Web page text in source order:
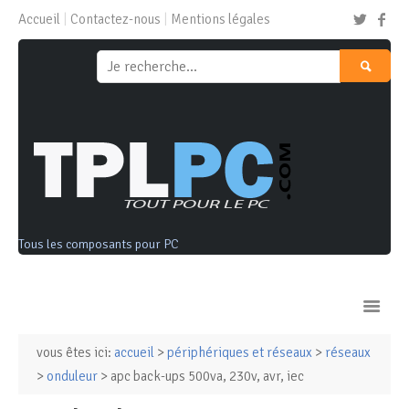
Accueil Contactez-nous Mentions légales
Tous les composants pour PC
Ordinateurs & Tablettes
vous êtes ici: accueil > périphériques et réseaux > réseaux
> onduleur > apc back-ups 500va, 230v, avr, iec